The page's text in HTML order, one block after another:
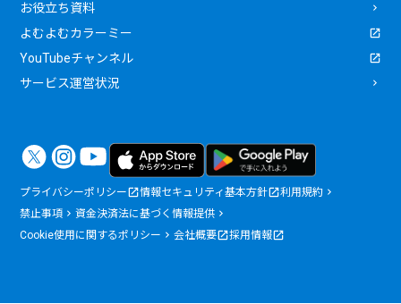
お役立ち資料
よむよむカラーミー
YouTubeチャンネル
サービス運営状況
プライバシーポリシー 情報セキュリティ基本方針
利用規約
禁止事項
資金決済法に基づく情報提供
Cookie使用に関するポリシー
会社概要 採用情報